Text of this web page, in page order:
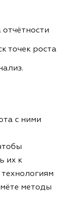
точек роста
с ними
их к
методы